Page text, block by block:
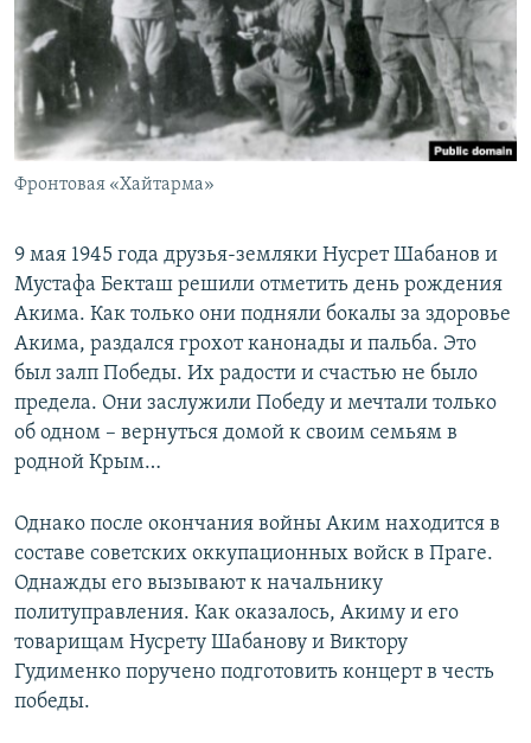
Фронтовая «Хайтарма»
9 мая 1945 года друзья-земляки Нусрет Шабанов и
Мустафа Бекташ решили отметить день рождения
Акима. Как только они подняли бокалы за здоровье
Акима, раздался грохот канонады и пальба. Это
был залп Победы. Их радости и счастью не было
предела. Они заслужили Победу и мечтали только
об одном – вернуться домой к своим семьям в
родной Крым…
Однако после окончания войны Аким находится в
составе советских оккупационных войск в Праге.
Однажды его вызывают к начальнику
политуправления. Как оказалось, Акиму и его
товарищам Нусрету Шабанову и Виктору
Гудименко поручено подготовить концерт в честь
победы.